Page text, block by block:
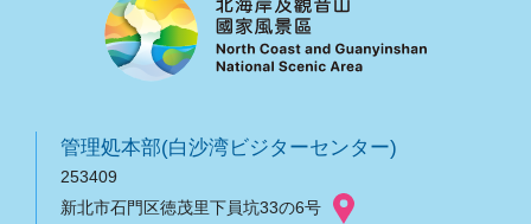
管理処本部(白沙湾ビジターセンター)
253409
新北市石門区徳茂里下員坑33の6号